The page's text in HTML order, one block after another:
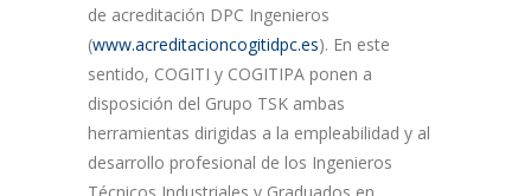
de acreditación DPC Ingenieros
(www.acreditacioncogitidpc.es). En este
sentido, COGITI y COGITIPA ponen a
disposición del Grupo TSK ambas
herramientas dirigidas a la empleabilidad y al
desarrollo profesional de los Ingenieros